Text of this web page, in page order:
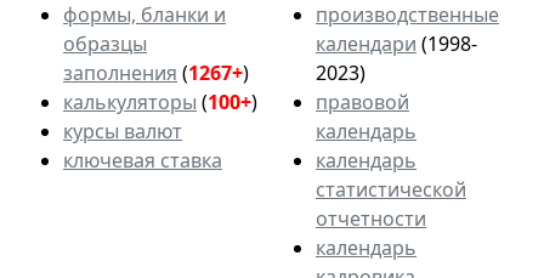
формы, бланки и
образцы
заполнения (1267+)
калькуляторы (100+)
курсы валют
ключевая ставка
производственные
календари (1998-
2023)
правовой
календарь
календарь
статистической
отчетности
календарь